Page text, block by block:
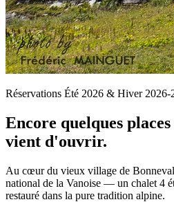
Réservations Été 2026 & Hiver 2026-
Encore quelques
vient d'ouvrir.
Au cœur du vieux village de
national de la Vanoise — un chalet 4
restauré dans la pure tradition alpine.